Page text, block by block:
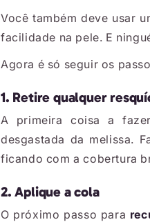
Você também deve usar
facilidade na pele. E
Agora é só seguir os
1. Retire qualquer
A primeira coisa a
desgastada da melissa.
ficando com a cobertura
2. Aplique a cola
O próximo passo para